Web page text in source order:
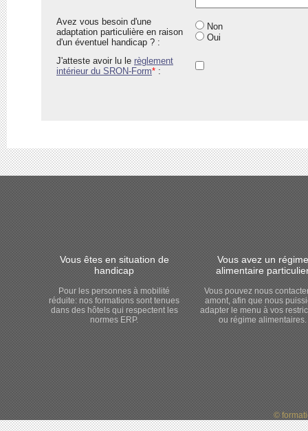
Avez vous besoin d'une
adaptation particulière en raison
d'un éventuel handicap ? :
Non
Oui
J'atteste avoir lu le règlement
intérieur du SRON-Form* :
Vous êtes en situation de
handicap
Pour les personnes à mobilité
réduite: nos formations sont tenues
dans des hôtels qui respectent les
normes ERP.
Vous avez un régime
alimentaire
Vous pouvez nous
amont, afin que nous
adapter le menu à vos
ou régime alimentaires.
©